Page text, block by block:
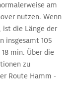
am
nutzen. Wenn
ist die Länge der
insgesamt 105
min. Über die
zu
Route Hamm -